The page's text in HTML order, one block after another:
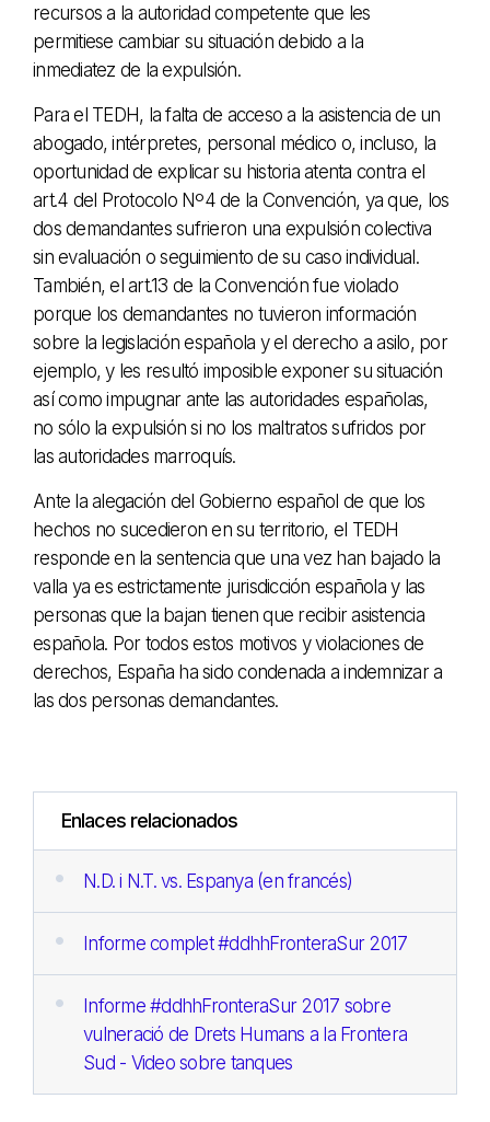
recursos a la autoridad competente que les
permitiese cambiar su situación debido a la
inmediatez de la expulsión.
Para el TEDH, la falta de acceso a la asistencia de un
abogado, intérpretes, personal médico o, incluso, la
oportunidad de explicar su historia atenta contra el
art.4 del Protocolo Nº4 de la Convención, ya que, los
dos demandantes sufrieron una expulsión colectiva
sin evaluación o seguimiento de su caso individual.
También, el art.13 de la Convención fue violado
porque los demandantes no tuvieron información
sobre la legislación española y el derecho a asilo, por
ejemplo, y les resultó imposible exponer su situación
así como impugnar ante las autoridades españolas,
no sólo la expulsión si no los maltratos sufridos por
las autoridades marroquís.
Ante la alegación del Gobierno español de que los
hechos no sucedieron en su territorio, el TEDH
responde en la sentencia que una vez han bajado la
valla ya es estrictamente jurisdicción española y las
personas que la bajan tienen que recibir asistencia
española. Por todos estos motivos y violaciones de
derechos, España ha sido condenada a indemnizar a
las dos personas demandantes.
Enlaces relacionados
N.D. i N.T. vs. Espanya (en francés)
Informe complet #ddhhFronteraSur 2017
Informe #ddhhFronteraSur 2017 sobre
vulneració de Drets Humans a la Frontera
Sud - Video sobre tanques